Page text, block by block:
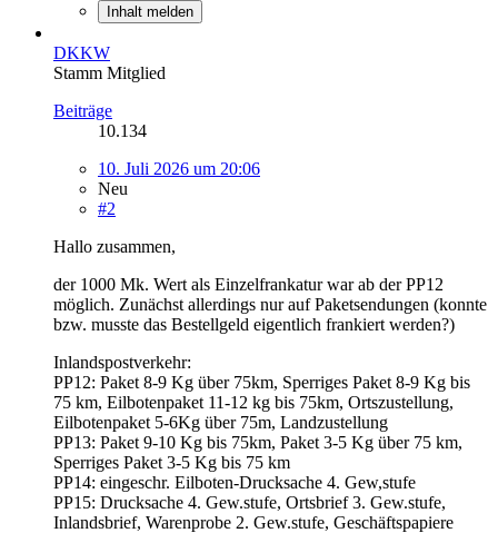
Inhalt melden
DKKW
Stamm Mitglied
Beiträge
10.134
10. Juli 2026 um 20:06
Neu
#2
Hallo zusammen,
der 1000 Mk. Wert als Einzelfrankatur war ab der PP12
möglich. Zunächst allerdings nur auf Paketsendungen (konnte
bzw. musste das Bestellgeld eigentlich frankiert werden?)
Inlandspostverkehr:
PP12: Paket 8-9 Kg über 75km, Sperriges Paket 8-9 Kg bis
75 km, Eilbotenpaket 11-12 kg bis 75km, Ortszustellung,
Eilbotenpaket 5-6Kg über 75m, Landzustellung
PP13: Paket 9-10 Kg bis 75km, Paket 3-5 Kg über 75 km,
Sperriges Paket 3-5 Kg bis 75 km
PP14: eingeschr. Eilboten-Drucksache 4. Gew,stufe
PP15: Drucksache 4. Gew.stufe, Ortsbrief 3. Gew.stufe,
Inlandsbrief, Warenprobe 2. Gew.stufe, Geschäftspapiere